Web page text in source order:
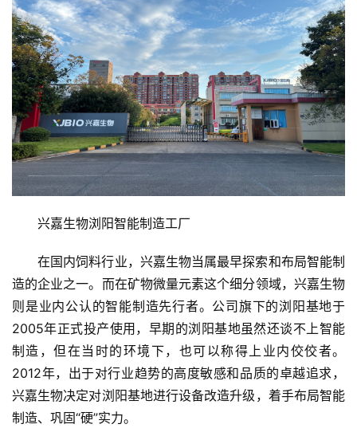
兴嘉生物浏阳智能制造工厂
在国内饲料行业，兴嘉生物当属最早探索和布局智能制
造的企业之一。而在矿物微量元素这个细分领域，兴嘉生物
则是业内公认的智能制造先行者。公司旗下的浏阳基地于
2005年正式投产使用，早期的浏阳基地虽然还谈不上智能
制造，但在当时的环境下，也可以称得上业内佼佼者。
2012年，出于对行业趋势的高度敏感和品质的卓越追求，
兴嘉生物决定对浏阳基地进行设备改造升级，着手布局智能
制造、巩固“硬”实力。